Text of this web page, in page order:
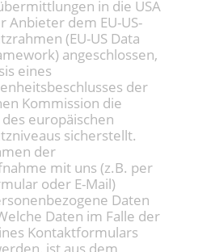
in die USA
Anbieter dem EU-US-
(EU-US Data
angeschlossen,
eines
der
Kommission die
europäischen
sicherstellt.
der
mit uns (z.B. per
oder E-Mail)
Daten
Daten im Falle der
Kontaktformulars